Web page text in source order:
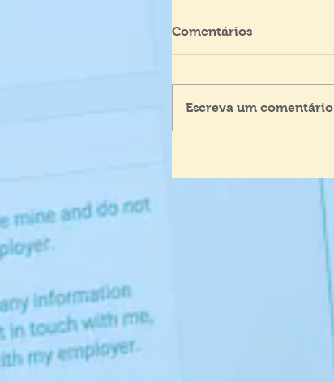
Comentários
Escreva um comentário